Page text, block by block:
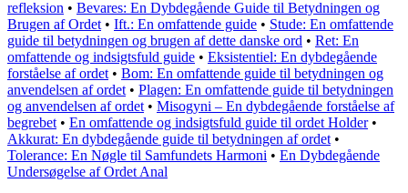
refleksion • Bevares: En Dybdegående Guide til Betydningen og
Brugen af Ordet • Ift.: En omfattende guide • Stude: En omfattende
guide til betydningen og brugen af dette danske ord • Ret: En
omfattende og indsigtsfuld guide • Eksistentiel: En dybdegående
forståelse af ordet • Bom: En omfattende guide til betydningen og
anvendelsen af ordet • Plagen: En omfattende guide til betydningen
og anvendelsen af ordet • Misogyni – En dybdegående forståelse af
begrebet • En omfattende og indsigtsfuld guide til ordet Holder•
Akkurat: En dybdegående guide til betydningen af ordet •
Tolerance: En Nøgle til Samfundets Harmoni • En Dybdegående
Undersøgelse af Ordet Anal